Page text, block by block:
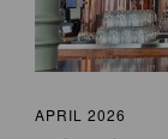
APRIL 2026